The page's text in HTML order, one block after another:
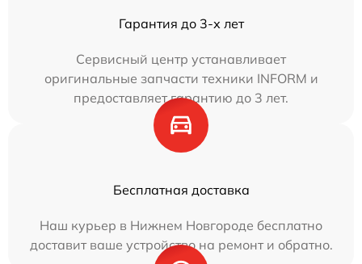
Гарантия до 3-х лет
Сервисный центр устанавливает
оригинальные запчасти техники INFORM и
предоставляет гарантию до 3 лет.
Бесплатная доставка
Наш курьер в Нижнем Новгороде бесплатно
доставит ваше устройство на ремонт и обратно.